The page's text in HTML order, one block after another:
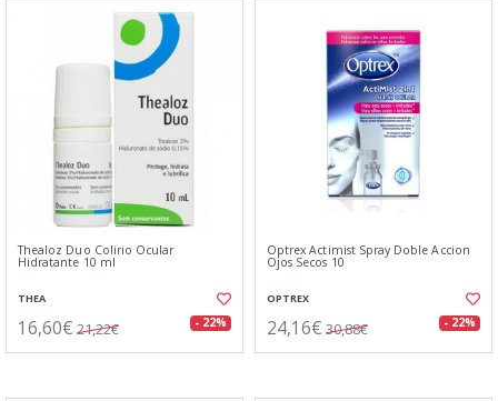
Thealoz Duo Colirio Ocular
Hidratante 10 ml
THEA
16,60€ 21,22€ - 22%
Optrex Actimist Spray Doble Accion
Ojos Secos 10
OPTREX
24,16€ 30,88€ - 22%